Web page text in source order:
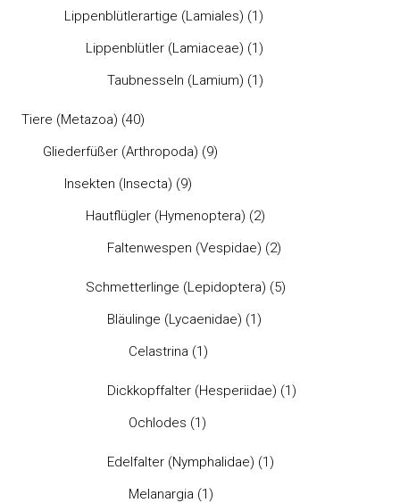
Lippenblütlerartige (Lamiales) (1)
Lippenblütler (Lamiaceae) (1)
Taubnesseln (Lamium) (1)
Tiere (Metazoa) (40)
Gliederfüßer (Arthropoda) (9)
Insekten (Insecta) (9)
Hautflügler (Hymenoptera) (2)
Faltenwespen (Vespidae) (2)
Schmetterlinge (Lepidoptera) (5)
Bläulinge (Lycaenidae) (1)
Celastrina (1)
Dickkopffalter (Hesperiidae) (1)
Ochlodes (1)
Edelfalter (Nymphalidae) (1)
Melanargia (1)